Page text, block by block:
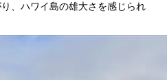
、ハワイ島の雄大さを感じられ